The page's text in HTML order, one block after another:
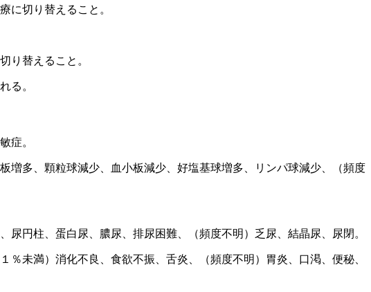
症。
多、顆粒球減少、血小板減少、好塩基球増多、リンパ球減少、（頻度
円柱、蛋白尿、膿尿、排尿困難、（頻度不明）乏尿、結晶尿、尿閉。
未満）消化不良、食欲不振、舌炎、（頻度不明）胃炎、口渇、便秘、
に切り替えること。
り替えること。
る。